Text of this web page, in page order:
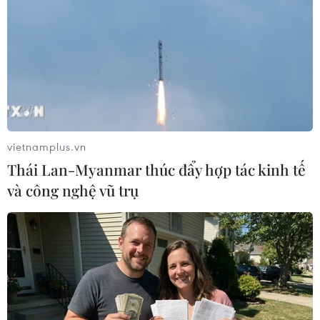
Tiên tức giận trước hoặc trong thời gian diễn ra Thế vận
hội mùa Đông PyeongChang 2018.
vietnamplus.vn
Thái Lan-Myanmar thúc đẩy hợp tác kinh tế
và công nghệ vũ trụ